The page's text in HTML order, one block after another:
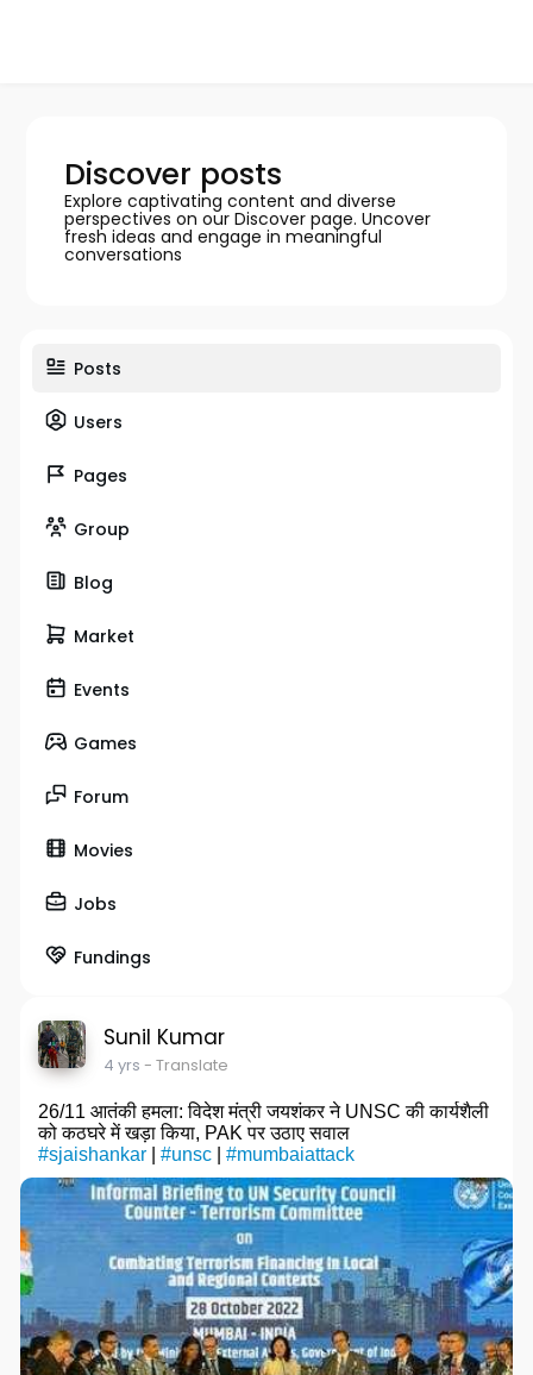
Discover posts
Explore captivating content and diverse
perspectives on our Discover page. Uncover
fresh ideas and engage in meaningful
conversations
Posts
Users
Pages
Group
Blog
Market
Events
Games
Forum
Movies
Jobs
Fundings
Sunil Kumar
4 yrs - Translate
26/11 आतंकी हमला: विदेश मंत्री जयशंकर ने UNSC की कार्यशैली
को कठघरे में खड़ा किया, PAK पर उठाए सवाल
#sjaishankar| #unsc| #mumbaiattack